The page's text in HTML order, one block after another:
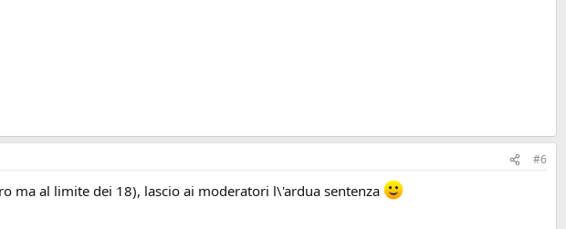
#6
ma al limite dei 18), lascio ai moderatori l\'ardua sentenza